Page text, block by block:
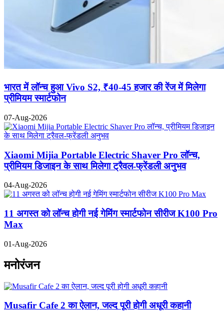
भारत में लॉन्च हुआ Vivo S2, ₹40-45 हजार की रेंज में मिलेगा
प्रीमियम स्मार्टफोन
07-Aug-2026
Xiaomi Mijia Portable Electric Shaver Pro लॉन्च,
प्रीमियम डिजाइन के साथ मिलेगा ट्रैवल-फ्रेंडली अनुभव
04-Aug-2026
11 अगस्त को लॉन्च होगी नई गेमिंग स्मार्टफोन सीरीज K100 Pro
Max
01-Aug-2026
मनोरंजन
Musafir Cafe 2 का ऐलान, जल्द पूरी होगी अधूरी कहानी